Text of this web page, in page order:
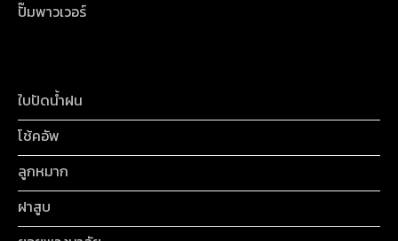
ปั๊มพาวเวอร์
ใบปัดน้ำฝน
โช้คอัพ
ลูกหมาก
ฝาสูบ